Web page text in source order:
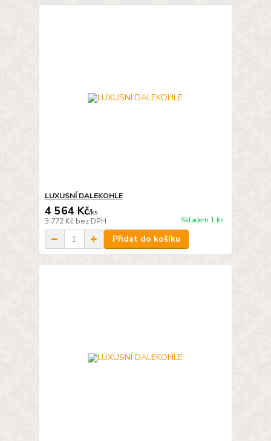
LUXUSNÍ DALEKOHLE
4 564 Kč/ks
3 772 Kč bez DPH Skladem 1 ks
Přidat do košíku